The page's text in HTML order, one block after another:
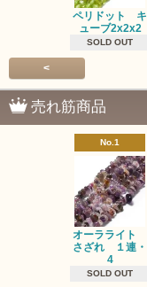
ペリドット キ
ューブ2x2x2
SOLD OUT
<
売れ筋商品
No.1
オーラライト
さざれ １連・
4
SOLD OUT